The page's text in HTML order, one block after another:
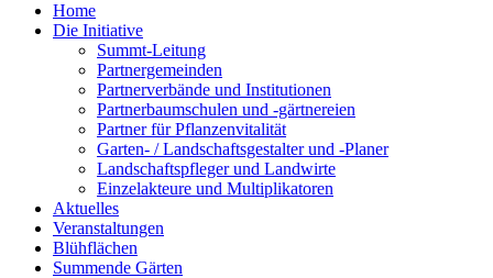
Home
Die Initiative
Summt-Leitung
Partnergemeinden
Partnerverbände und Institutionen
Partnerbaumschulen und -gärtnereien
Partner für Pflanzenvitalität
Garten- / Landschaftsgestalter und -Planer
Landschaftspfleger und Landwirte
Einzelakteure und Multiplikatoren
Aktuelles
Veranstaltungen
Blühflächen
Summende Gärten